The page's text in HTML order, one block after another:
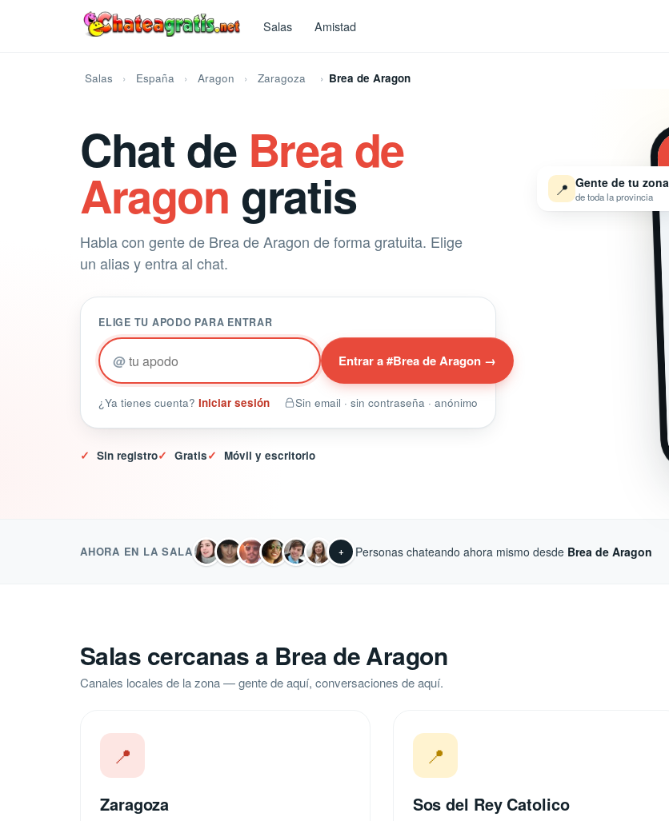
Salas Amistad
Salas España Aragon Zaragoza Brea de Aragon
Chat de Brea de
Aragon gratis
Habla con gente de Brea de Aragon de forma gratuita. Elige
un alias y entra al chat.
ELIGE TU APODO PARA ENTRAR
@ Entrar a #Brea de Aragon →
¿Ya tienes cuenta? Iniciar sesión Sin email · sin contraseña · anónimo
✓ Sin registro✓ Gratis✓ Móvil y escritorio
📍 Gente de tu zona
de toda la provincia
AHORA EN LA SALA + Personas chateando ahora mismo desde Brea de Aragon
Salas cercanas a Brea de Aragon
Canales locales de la zona — gente de aquí, conversaciones de aquí.
📍
Zaragoza
📍
Sos del Rey Catolico